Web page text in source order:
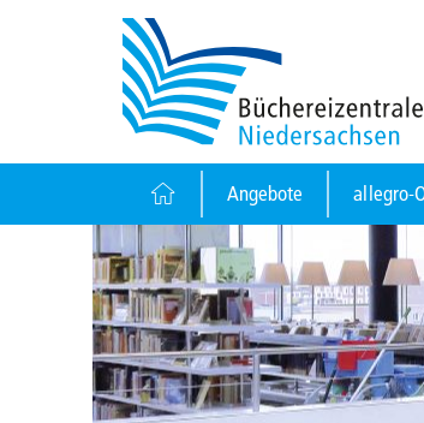
Angebote allegro-